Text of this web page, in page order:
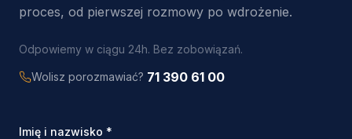
proces, od pierwszej rozmowy po wdrożenie.
Odpowiemy w ciągu 24h. Bez zobowiązań.
Wolisz porozmawiać? 71 390 61 00
Imię i nazwisko *